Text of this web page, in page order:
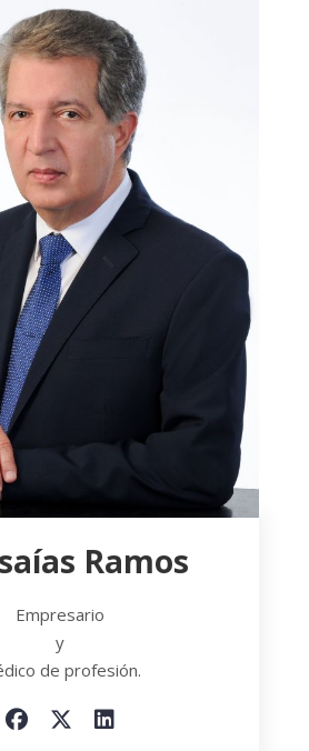
Ramos
Empresario
y
de profesión.